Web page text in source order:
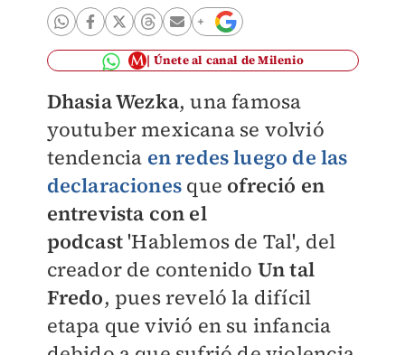
Únete al canal de Milenio
Dhasia Wezka, una famosa
youtuber mexicana se volvió
tendencia en redes luego de las
declaraciones que ofreció en
entrevista con el
podcast'Hablemos de Tal', del
creador de contenido Un tal
Fredo, pues reveló la difícil
etapa que vivió en su infancia